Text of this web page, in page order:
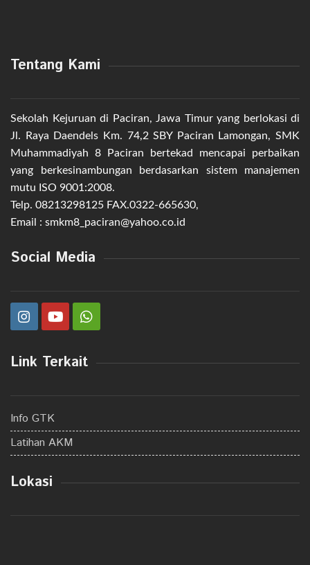
Tentang Kami
Sekolah Kejuruan di Paciran, Jawa Timur yang berlokasi di
Jl. Raya Daendels Km. 74,2 SBY Paciran Lamongan, SMK
Muhammadiyah 8 Paciran bertekad mencapai perbaikan
yang berkesinambungan berdasarkan sistem manajemen
mutu ISO 9001:2008.
Telp. 08213298125 FAX.0322-665630,
Email : smkm8_paciran@yahoo.co.id
Social Media
Link Terkait
Info GTK
Latihan AKM
Lokasi